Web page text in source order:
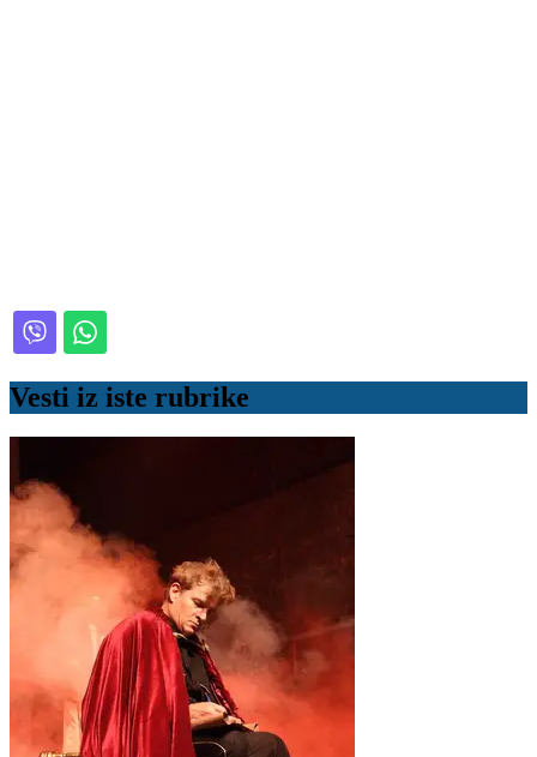
Vesti iz iste rubrike